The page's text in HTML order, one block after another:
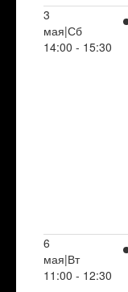
3
мая|Сб
14:00 - 15:30
6
мая|Вт
11:00 - 12:30